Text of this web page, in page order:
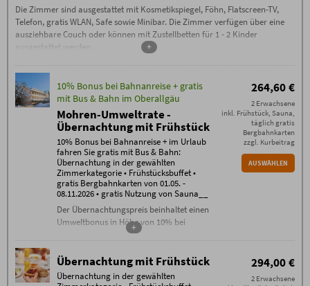
Die Zimmer sind ausgestattet mit Kosmetikspiegel, Föhn, Flatscreen-TV,
Telefon, gratis WLAN, Safe sowie Minibar. Die Zimmer verfügen über eine
ausziehbare Couch oder können mit Zustellbetten für 1 - 2 Kinder
ausgestattet werden.
+
10% Bonus bei Bahnanreise + gratis
mit Bus & Bahn im Oberallgäu
Mohren-Umweltrate -
Übernachtung mit Frühstück
10% Bonus bei Bahnanreise + im Urlaub
fahren Sie gratis mit Bus & Bahn:
Übernachtung in der gewählten
Zimmerkategorie • Frühstücksbuffet •
gratis Bergbahnkarten von 01.05. -
08.11.2026 • gratis Nutzung von Sauna__
Der Übernachtungspreis beinhaltet einen
Umweltbonus in Höhe von 10% bei
Übernachtung in der gewählten
Zimmerkategorie
+
264,60 €
2 Erwachsene
inkl. Frühstück, Sauna,
täglich gratis
Bergbahnkarten
zzgl. Kurbeitrag
AUSWÄHLEN
Übernachtung mit Frühstück
Übernachtung in der gewählten
294,00 €
2 Erwachsene